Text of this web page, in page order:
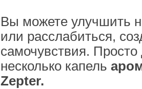
Вы можете улучшить
или расслабиться,
самочувствия.
несколько капель
Zepter.